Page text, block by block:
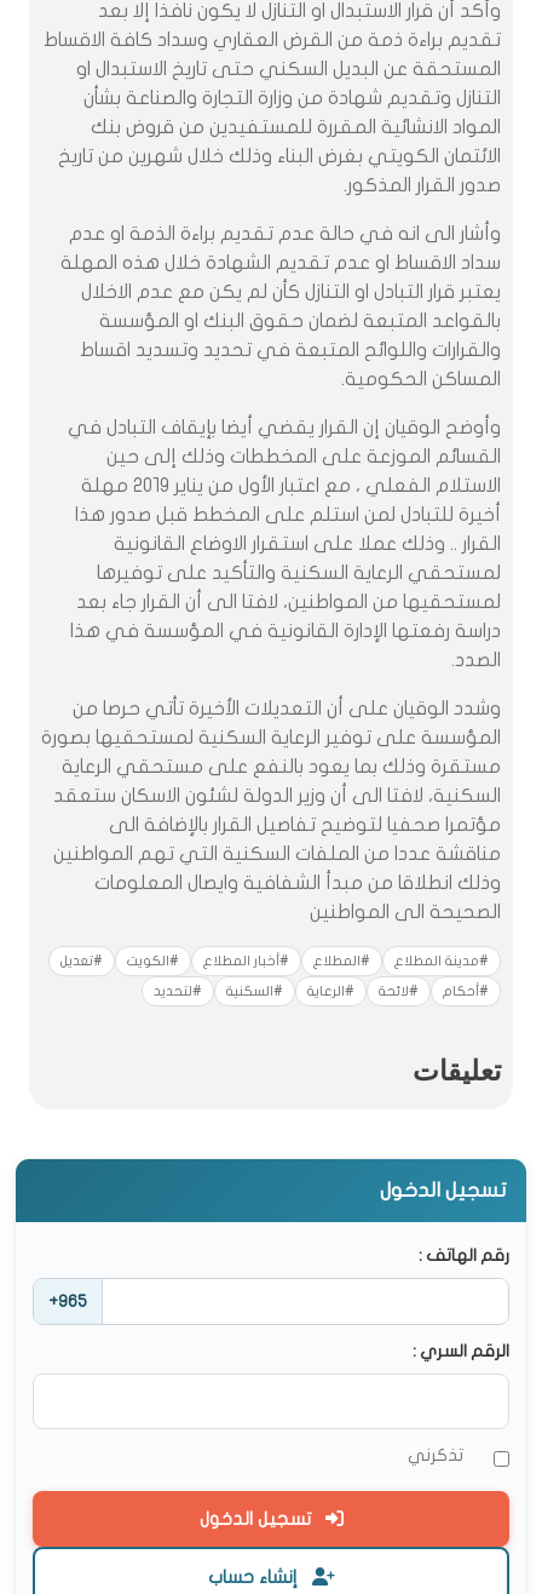
وأكد أن قرار الاستبدال او التنازل لا يكون نافذا إلا بعد
تقديم براءة ذمة من القرض العقاري وسداد كافة الاقساط
المستحقة عن البديل السكني حتى تاريخ الاستبدال او
التنازل وتقديم شهادة من وزارة التجارة والصناعة بشأن
المواد الانشائية المقررة للمستفيدين من قروض بنك
الائتمان الكويتي بغرض البناء وذلك خلال شهرين من تاريخ
صدور القرار المذكور.
وأشار الى انه في حالة عدم تقديم براءة الذمة او عدم
سداد الاقساط او عدم تقديم الشهادة خلال هذه المهلة
يعتبر قرار التبادل او التنازل كأن لم يكن مع عدم الاخلال
بالقواعد المتبعة لضمان حقوق البنك او المؤسسة
والقرارات واللوائح المتبعة في تحديد وتسديد اقساط
المساكن الحكومية.
وأوضح الوقيان إن القرار يقضي أيضا بإيقاف التبادل في
القسائم الموزعة على المخططات وذلك إلى حين
الاستلام الفعلي ، مع اعتبار الأول من يناير ٢٠١٩ مهلة
أخيرة للتبادل لمن استلم على المخطط قبل صدور هذا
القرار .. وذلك عملا على استقرار الاوضاع القانونية
لمستحقي الرعاية السكنية والتأكيد على توفيرها
لمستحقيها من المواطنين، لافتا الى أن القرار جاء بعد
دراسة رفعتها الإدارة القانونية في المؤسسة في هذا
الصدد.
وشدد الوقيان على أن التعديلات الأخيرة تأتي حرصا من
المؤسسة على توفير الرعاية السكنية لمستحقيها بصورة
مستقرة وذلك بما يعود بالنفع على مستحقي الرعاية
السكنية، لافتا الى أن وزير الدولة لشئون الاسكان ستعقد
مؤتمرا صحفيا لتوضيح تفاصيل القرار بالإضافة الى
مناقشة عددا من الملفات السكنية التي تهم المواطنين
وذلك انطلاقا من مبدأ الشفافية وايصال المعلومات
الصحيحة الى المواطنين
#مدينة المطلاع #المطلاع #أخبار المطلاع #الكويت #تعديل
#أحكام #لائحة #الرعاية #السكنية #لتحديد
تعليقات
تسجيل الدخول
رقم الهاتف :
+965
الرقم السري :
تذكرني
تسجيل الدخول
إنشاء حساب